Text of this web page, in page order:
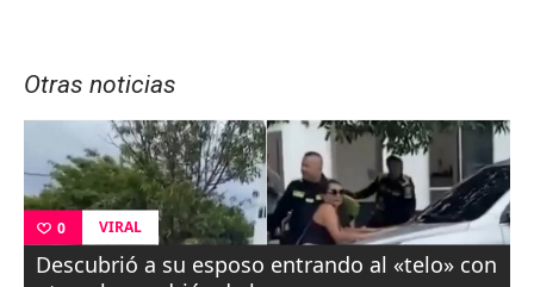
Otras noticias
0 VIRAL
Descubrió a su esposo entrando al «telo» con